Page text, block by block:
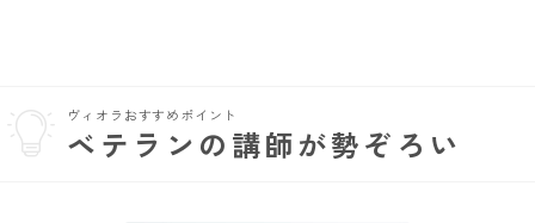
ヴィオラおすすめポイント
ベテランの講師が勢ぞろい